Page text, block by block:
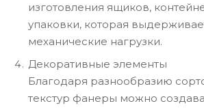
изготовления ящиков,
упаковки, которая
механические нагрузки.
Декоративные элементы
Благодаря разнообразию
текстур фанеры можно